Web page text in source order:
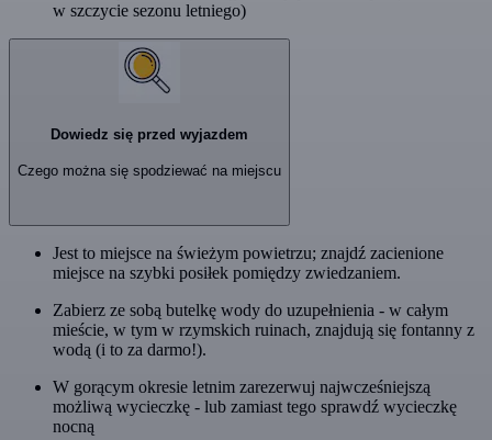
w szczycie sezonu letniego)
Dowiedz się przed wyjazdem
Czego można się spodziewać na miejscu
Jest to miejsce na świeżym powietrzu; znajdź zacienione
miejsce na szybki posiłek pomiędzy zwiedzaniem.
Zabierz ze sobą butelkę wody do uzupełnienia - w całym
mieście, w tym w rzymskich ruinach, znajdują się fontanny z
wodą (i to za darmo!).
W gorącym okresie letnim zarezerwuj najwcześniejszą
możliwą wycieczkę - lub zamiast tego sprawdź wycieczkę
nocną